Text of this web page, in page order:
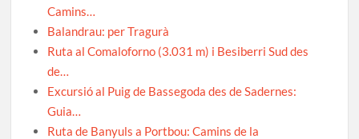
Camins…
Balandrau: per Tragurà
Ruta al Comaloforno (3.031 m) i Besiberri Sud des
de…
Excursió al Puig de Bassegoda des de Sadernes:
Guia…
Ruta de Banyuls a Portbou: Camins de la